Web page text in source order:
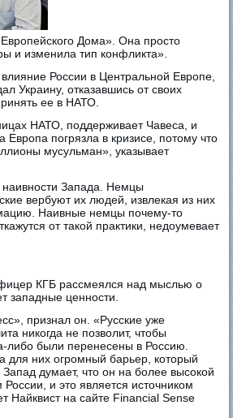
Дома». Она просто
и изменила тип конфликта».
России в Центральной Европе,
Украину, отказавшись от своих
ее в НАТО.
НАТО, поддерживает Чавеса, и
погрязла в кризисе, потому что
мусульман», указывает
Запада. Немцы
вербуют их людей, извлекая из них
Наивные немцы почему-то
от такой практики, недоумевает
КГБ рассмеялся над мыслью о
западные ценности.
признал он. «Русские уже
никогда не позволит, чтобы
либо были перенесены в Россию.
для них огромный барьер, который
Запад думает, что он на более высокой
и это является источником
Найквист на сайте Financial Sense